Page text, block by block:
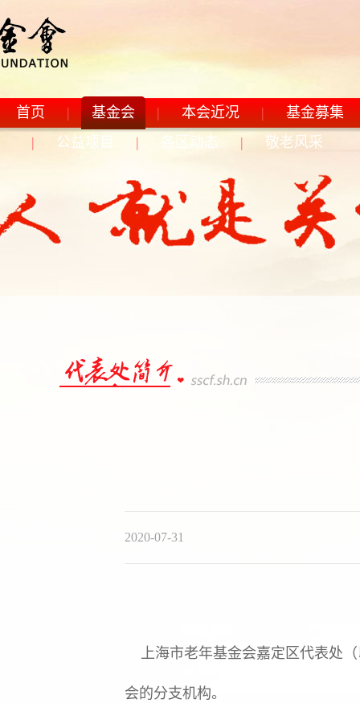
首页 | 基金会 | 本会近况 |
基金募集
|
公益项目 | 各区动态 | 敬老风采
2020-07-31
上海市老年基金会嘉定区代表处（
会的分支机构。